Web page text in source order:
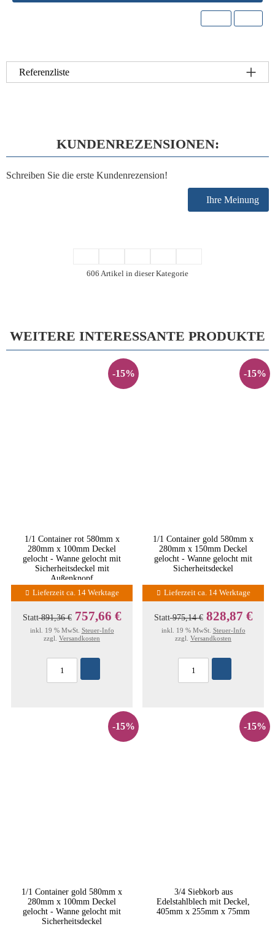
Referenzliste
KUNDENREZENSIONEN:
Schreiben Sie die erste Kundenrezension!
Ihre Meinung
606 Artikel in dieser Kategorie
WEITERE INTERESSANTE PRODUKTE
-15%
1/1 Container rot 580mm x
280mm x 100mm Deckel
gelocht - Wanne gelocht mit
Sicherheitsdeckel mit
Außenknopf
Lieferzeit ca. 14 Werktage
Statt891,36 € 757,66 €
inkl. 19 % MwSt. Steuer-Info
zzgl. Versandkosten
-15%
1/1 Container gold 580mm x
280mm x 150mm Deckel
gelocht - Wanne gelocht mit
Sicherheitsdeckel
Lieferzeit ca. 14 Werktage
Statt975,14 € 828,87 €
inkl. 19 % MwSt. Steuer-Info
zzgl. Versandkosten
-15%
1/1 Container gold 580mm x
280mm x 100mm Deckel
gelocht - Wanne gelocht mit
Sicherheitsdeckel
-15%
3/4 Siebkorb aus
Edelstahlblech mit Deckel,
405mm x 255mm x 75mm